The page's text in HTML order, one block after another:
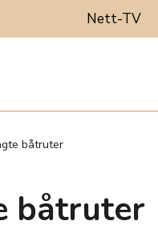
Nett-TV
båtruter
båtruter